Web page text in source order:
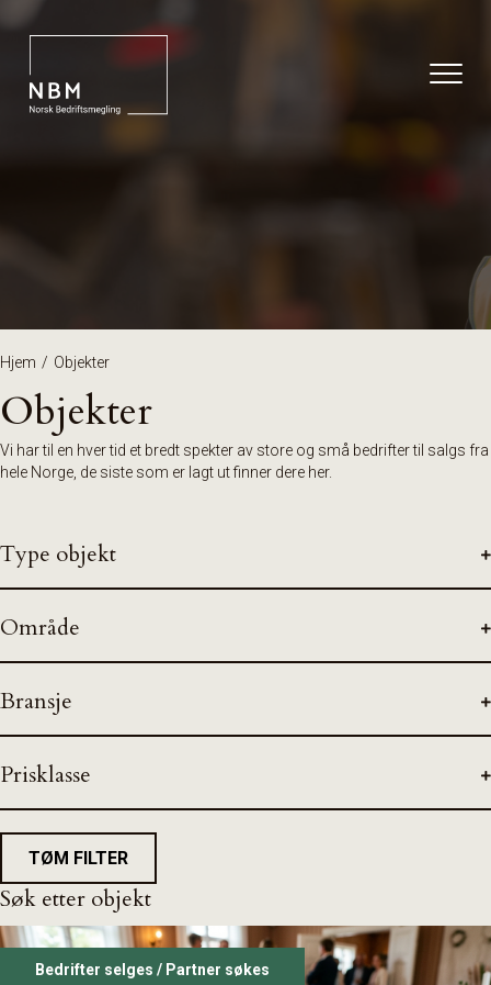
Hjem / Objekter
Objekter
Vi har til en hver tid et bredt spekter av store og små bedrifter til salgs fra
hele Norge, de siste som er lagt ut finner dere her.
Type objekt
Område
Bransje
Prisklasse
TØM FILTER
Søk etter objekt
Bedrifter selges / Partner søkes